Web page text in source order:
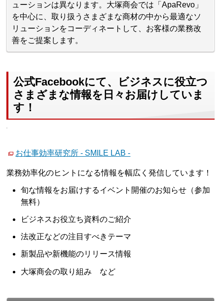
ューションは異なります。大塚商会では「ApaRevo」
を中心に、取り扱うさまざまな商材の中から最適なソ
リューションをコーディネートして、お客様の業務改
善をご提案します。
公式Facebookにて、ビジネスに役立つ
さまざまな情報を日々お届けしていま
す！
お仕事効率研究所 - SMILE LAB -
業務効率化のヒントになる情報を幅広く発信しています！
旬な情報をお届けするイベント開催のお知らせ（参加
無料）
ビジネスお役立ち資料のご紹介
法改正などの注目すべきテーマ
新製品や新機能のリリース情報
大塚商会の取り組み など